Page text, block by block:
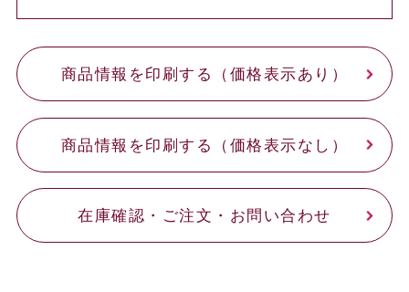
商品情報を印刷する（価格表示あり）
商品情報を印刷する（価格表示なし）
在庫確認・ご注文・お問い合わせ